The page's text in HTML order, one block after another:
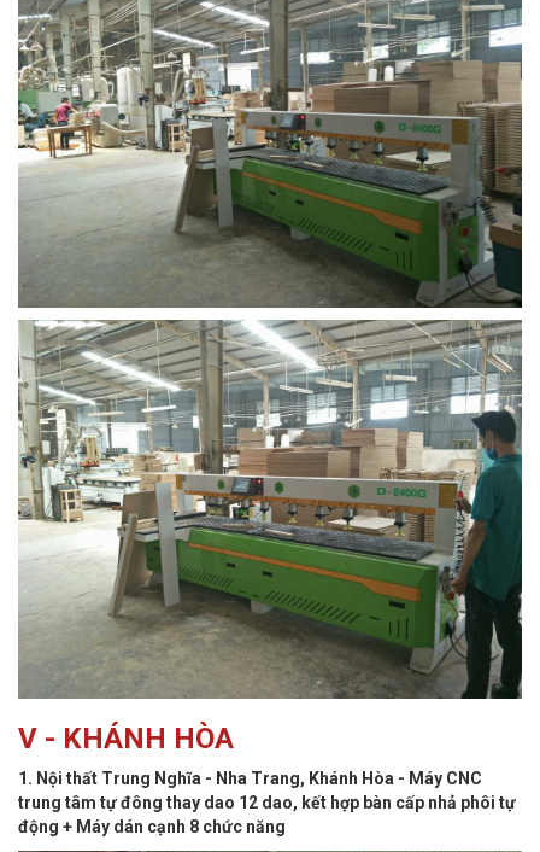
V - KHÁNH HÒA
1. Nội thất Trung Nghĩa - Nha Trang, Khánh Hòa - Máy CNC
trung tâm tự đông thay dao 12 dao, kết hợp bàn cấp nhả phôi tự
động + Máy dán cạnh 8 chức năng